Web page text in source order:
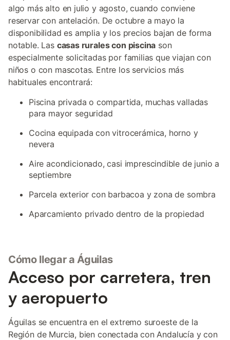
algo más alto en julio y agosto, cuando conviene
reservar con antelación. De octubre a mayo la
disponibilidad es amplia y los precios bajan de forma
notable. Las casas rurales con piscina son
especialmente solicitadas por familias que viajan con
niños o con mascotas. Entre los servicios más
habituales encontrará:
Piscina privada o compartida, muchas valladas
para mayor seguridad
Cocina equipada con vitrocerámica, horno y
nevera
Aire acondicionado, casi imprescindible de junio a
septiembre
Parcela exterior con barbacoa y zona de sombra
Aparcamiento privado dentro de la propiedad
Cómo llegar a Águilas
Acceso por carretera, tren
y aeropuerto
Águilas se encuentra en el extremo suroeste de la
Región de Murcia, bien conectada con Andalucía y con